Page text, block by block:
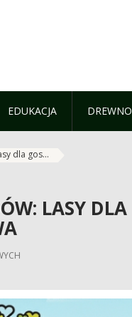
EDUKACJA DREWNO
dla gos...
LASY DLA